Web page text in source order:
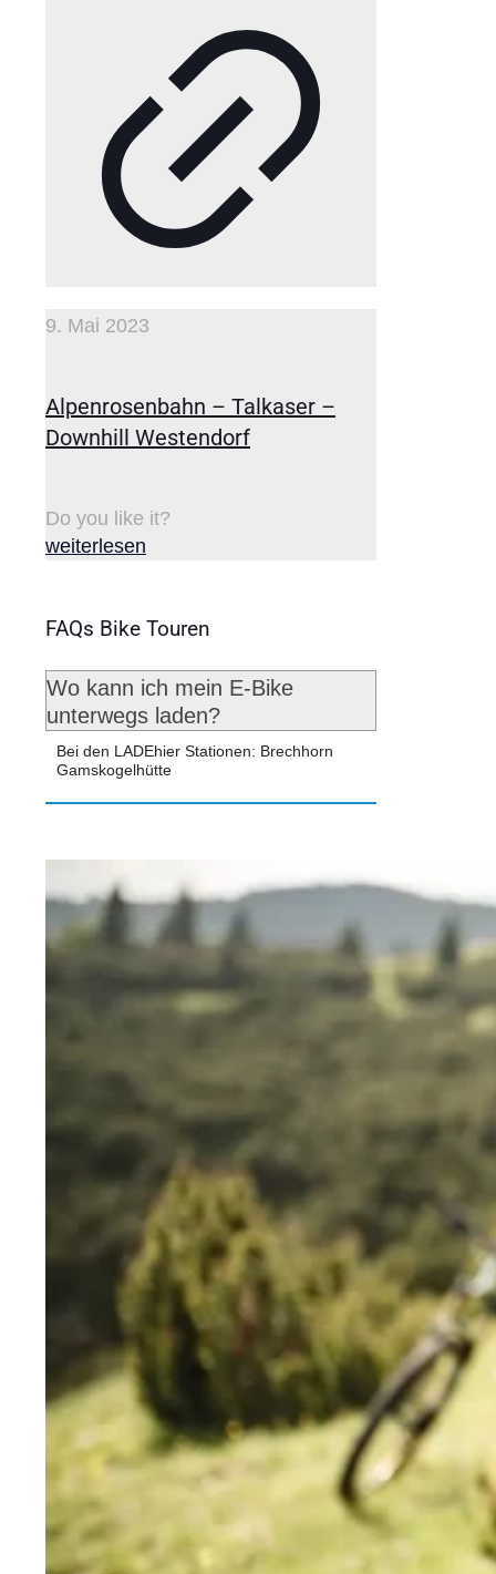
9. Mai 2023
Alpenrosenbahn – Talkaser –
Downhill Westendorf
Do you like it?
weiterlesen
FAQs Bike Touren
Wo kann ich mein E-Bike
unterwegs laden?
Bei den LADEhier Stationen: Brechhorn
Gamskogelhütte